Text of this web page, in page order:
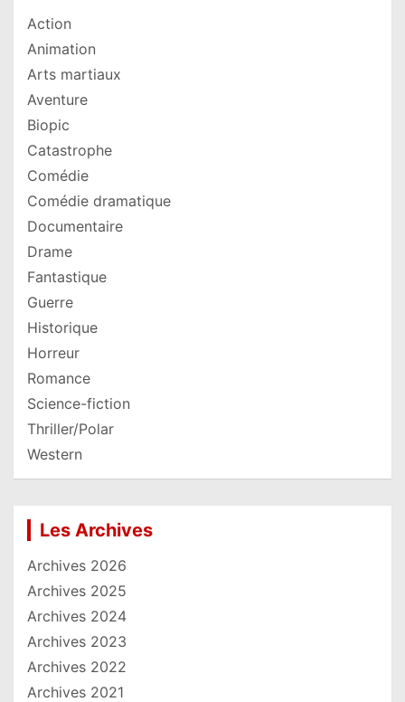
Action
Animation
Arts martiaux
Aventure
Biopic
Catastrophe
Comédie
Comédie dramatique
Documentaire
Drame
Fantastique
Guerre
Historique
Horreur
Romance
Science-fiction
Thriller/Polar
Western
Les Archives
Archives 2026
Archives 2025
Archives 2024
Archives 2023
Archives 2022
Archives 2021